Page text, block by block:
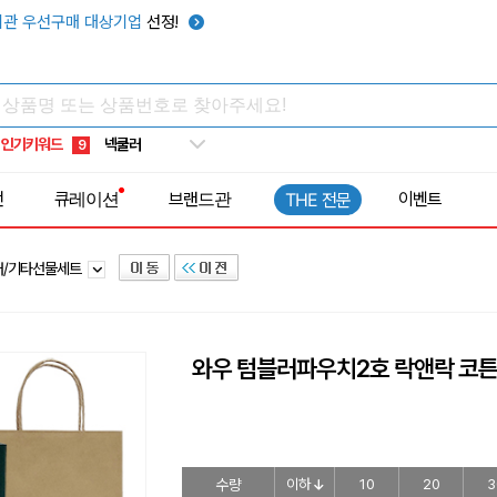
우선구매 대상기업 선정!
인기키워드
6 우산
9 넥쿨러
10 타포린가방
큐레이션 브랜드관 THE 전문 이벤트
/기타선물세트
와우 텀블러파우치2호 락앤락 코
수량 이하 10 20